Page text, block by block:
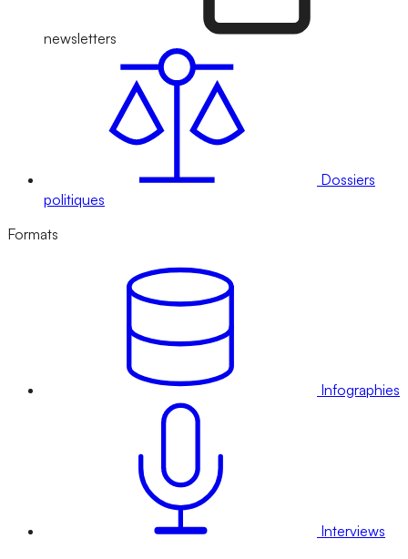
newsletters
Dossiers
politiques
Formats
Infographies
Interviews